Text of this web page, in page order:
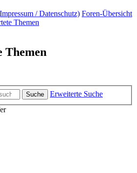
/ Datenschutz) Foren-Übersicht
Themen
Themen
Suche
Erweiterte Suche